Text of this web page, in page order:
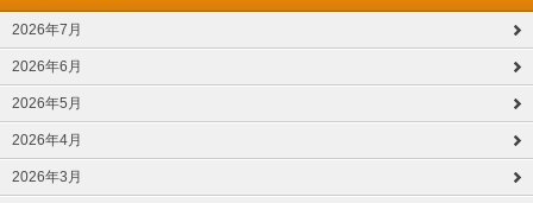
2026年7月
2026年6月
2026年5月
2026年4月
2026年3月